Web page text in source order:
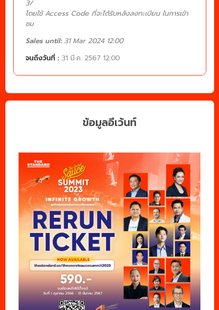
3/
โดยใช้ Access Code ที่จะได้รับหลังลงทะเบียน ในการเข้า
ชม
Sales until:31 Mar 2024 12:00
จนถึงวันที่ : 31 มี.ค. 2567 12:00
ข้อมูลอีเว้นท์